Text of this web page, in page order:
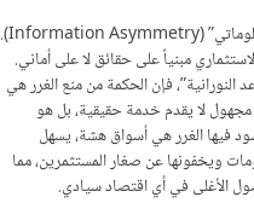
من الناحية الاقتصادية، الغرر هو “عدم اليقين المعلوماتي” (Information Asymmetry).
مبنياً على حقائق لا على أماني.
النورانية”، فإن الحكمة من منع الغرر هي
مجهول لا يقدم خدمة حقيقية، بل هو
فيها الغرر هي أسواق هشة، يسهل
ويخفونها عن صغار المستثمرين، مما
الأغلى في أي اقتصاد سيادي.